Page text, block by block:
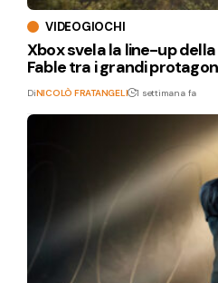
VIDEOGIOCHI
Xbox svela la line-up
Fable tra i grandi
DiNICOLÒ FRATANGELI 1 settimana fa